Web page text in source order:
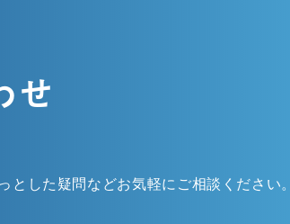
せ
した疑問などお気軽にご相談ください。